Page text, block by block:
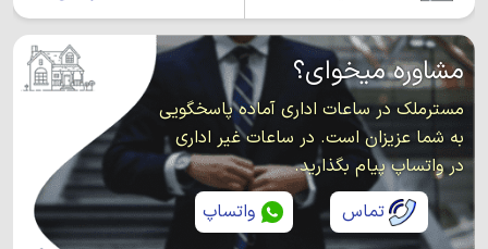
مشاوره میخوای؟
مسترملک در ساعات اداری آماده پاسخگویی
به شما عزیزان است. در ساعات غیر اداری
در واتساپ پیام بگذارید.
تماس
واتساپ